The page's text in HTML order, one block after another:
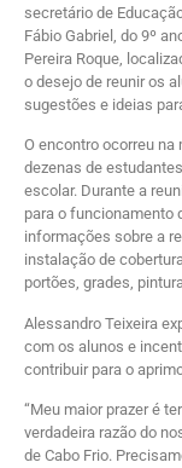
secretário de
Fábio Gabriel, do 9º
Pereira Roque,
o desejo de reunir os
sugestões e ideias
O encontro ocorreu
dezenas de
escolar. Durante a
para o funcionamento
informações sobre a
instalação de
portões, grades,
Alessandro Teixeira
com os alunos e
contribuir para o
“Meu maior prazer é
verdadeira razão do
de Cabo Frio.